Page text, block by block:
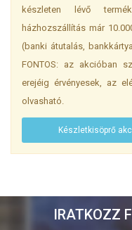
készleten lévő
házhozszállítás már
(banki átutalás,
FONTOS: az akcióban
erejéig érvényesek, az
olvasható.
Készletkisöprő
IRATKOZZ